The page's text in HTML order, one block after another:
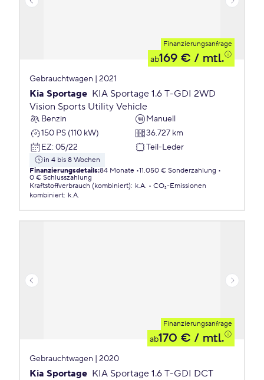
Finanzierungsanfrage
ab169 € / mtl.
Gebrauchtwagen | 2021
Kia Sportage KIA Sportage 1.6 T-GDI 2WD
Vision Sports Utility Vehicle
Benzin
Manuell
150 PS (110 kW)
36.727 km
EZ: 05/22 Teil-Leder
in 4 bis 8 Wochen
Finanzierungsdetails:84 Monate 11.050 € Sonderzahlung
0 € Schlusszahlung
Kraftstoffverbrauch (kombiniert): k.A.
CO₂-Emissionen
kombiniert: k.A.
Finanzierungsanfrage
ab170 € / mtl.
Gebrauchtwagen | 2020
Kia Sportage KIA Sportage 1.6 T-GDI DCT